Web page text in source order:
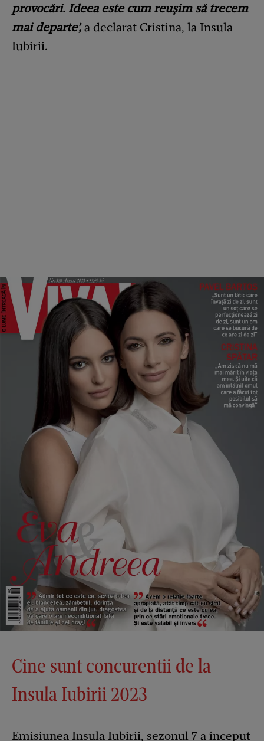
provocări. Ideea este cum reușim să trecem
mai departe’,a declarat Cristina, la Insula
Iubirii.
Cine sunt concurentii de la
Insula Iubirii 2023
Emisiunea Insula Iubirii, sezonul 7 a început